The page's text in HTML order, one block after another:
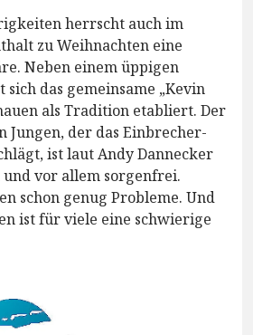
herrscht auch im
zu Weihnachten eine
Neben einem üppigen
sich das gemeinsame „Kevin
als Tradition etabliert. Der
Jungen, der das Einbrecher-
ist laut Andy Dannecker
vor allem sorgenfrei.
schon genug Probleme. Und
ist für viele eine schwierige